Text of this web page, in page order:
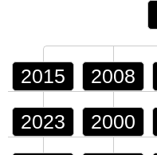
2015 2008
2023 2000